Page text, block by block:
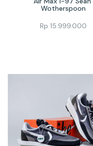
Wotherspoon
Rp 15.999.000